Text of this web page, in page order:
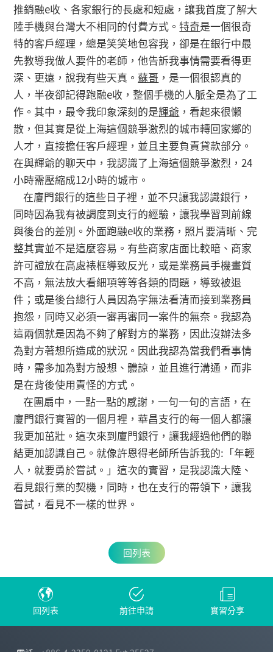
推銷融e收、各家銀行的長處和短處，讓我首度了解大
陸手機與台灣大不相同的付費方式。特奇是一個很奇
特的客戶經理，總是笑笑地包容我，卻是在銀行中最
先教導我做人要件的老師，他告訴我事情需要看得更
深、更遠，說我有些天真。蘇哥 ，是一個很認真的
人，半夜卻記得跑融e收，整個手機的人脈全是為了工
作。其中，最令我印象深刻的是輝爺 ，看起來很懶
散，但其實是從上海這個競爭激烈的城市轉回家鄉的
人才，直接擔任客戶經理，並且主要負責貸款部分。
在與輝爺的聊天中，我認識了上海這個競爭激烈，24
小時需壓縮成12小時的城市。
在廈門銀行的這些日子裡，並不只讓我認識銀行，
同時因為我有被調度到支行的經驗，讓我學習到前線
與後台的差別。外面跑融e收的業務，照片要清晰、完
整其實並不是這麼容易。有些商家店面比較暗、商家
許可證放在高處裱框導致反光，或是業務員手機畫質
不高，無法放大看細項等等各類的問題，導致被退
件；或是後台總行人員因為字無法看清而接到業務員
抱怨，同時又必須一審再審同一案件的無奈。我認為
這兩個就是因為不夠了解對方的業務，因此沒辦法多
為對方著想所造成的狀況。因此我認為當我們看事情
時，需多加為對方設想、體諒，並且進行溝通，而非
是在背後使用責怪的方式。
在團扇中，一點一點的感謝，一句一句的言語，在
廈門銀行實習的一個月裡，華昌支行的每一個人都讓
我更加茁壯。這次來到廈門銀行，讓我經過他們的聯
結更加認識自己。就像許恩得老師所告訴我的:「年輕
人，就要勇於嘗試。」這次的實習，是我認識大陸、
看見銀行業的契機，同時，也在支行的帶領下，讓我
嘗試，看見不一樣的世界。
回列表
回列表 前往申請 實習分享